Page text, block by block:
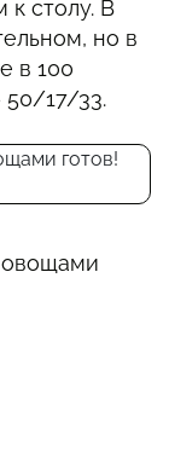
к столу. В
но в
в 100
50/17/33.
овощами